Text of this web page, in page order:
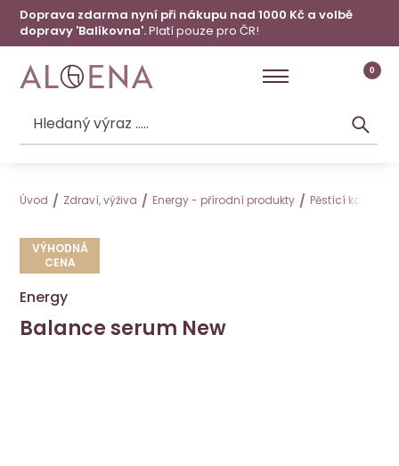
Doprava zdarma nyní při nákupu nad 1000 Kč a volbě
dopravy 'Balíkovna'.Platí pouze pro ČR!
0
Úvod Zdraví, výživa Energy - přírodní produkty Pěstící
VÝHODNÁ
CENA
Energy
Balance serum New